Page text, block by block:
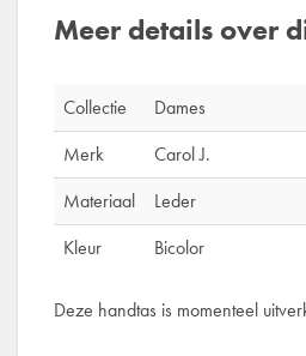
Meer details over
Collectie
Dames
Merk
Carol J.
Materiaal
Leder
Kleur
Bicolor
Deze handtas is momenteel